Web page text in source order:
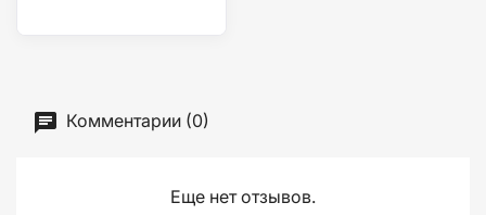
Комментарии (0)
Еще нет отзывов.